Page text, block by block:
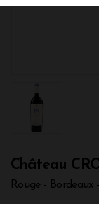
Château
Rouge - Bordeaux